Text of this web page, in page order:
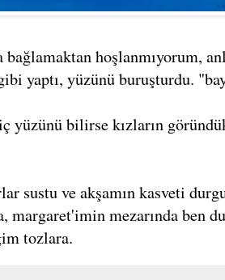
bağlamaktan hoşlanmıyorum,
yaptı, yüzünü buruşturdu.
yüzünü bilirse kızların
sustu ve akşamın kasveti
margaret'imin mezarında ben
tozlara.